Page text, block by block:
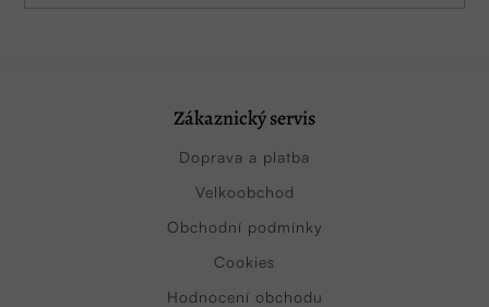
Zákaznický servis
Doprava a platba
Velkoobchod
Obchodní podmínky
Cookies
Hodnocení obchodu